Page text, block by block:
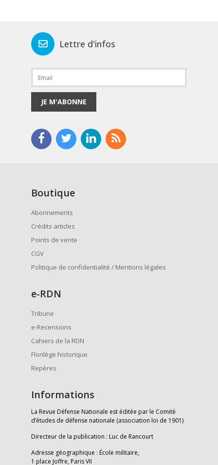
Lettre d'infos
JE M'ABONNE
Boutique
Abonnements
Crédits articles
Points de vente
CGV
Politique de confidentialité / Mentions légales
e-RDN
Tribune
e-Recensions
Cahiers de la RDN
Florilège historique
Repères
Informations
La Revue Défense Nationale est éditée par le Comité
d’études de défense nationale (association loi de 1901)
Directeur de la publication : Luc de Rancourt
Adresse géographique : École militaire,
1 place Joffre, Paris VII